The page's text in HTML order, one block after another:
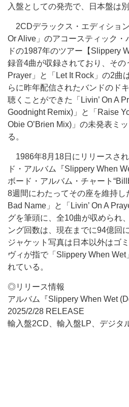
入盤としての発売で、日本盤は
2CDデラックス・エディショ
Or Alive」のアコースティック・
ドの1987年のツアー【Slippery
録音4曲が収録されており、その
Prayer」と「Let It Rock」の2曲
らに昨年配信されたバンドのド
聴くことができた「Livin’ On A
Goodnight Remix)」と「Raise
Obie O’Brien Mix)」の未発表ミ
る。
1986年8月18日にリリースさ
ド・アルバム『Slippery When
ボード・アルバム・チャート
8週間にわたってその座を維持し
Bad Name」と「Livin’ On A
グを筆頭に、全10曲が収められ
ング回数は、現在までに94億回
ジャケット写真は日本以外はゴ
ヴィが指で「Slippery When Wet
れている。
◎リリース情報
アルバム『Slippery When Wet
2025/2/28 RELEASE
輸入盤2CD、輸入盤LP、デジタ